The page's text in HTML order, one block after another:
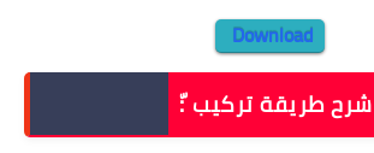
Download
شرح طريقة تركيب :ّ